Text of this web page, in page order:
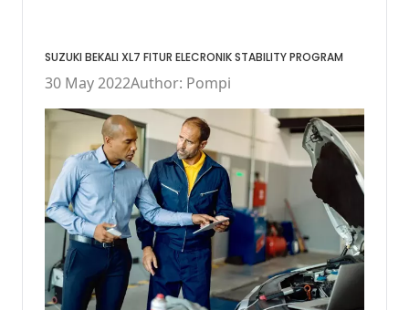
SUZUKI BEKALI XL7 FITUR ELECRONIK STABILITY PROGRAM
30 May 2022Author: Pompi